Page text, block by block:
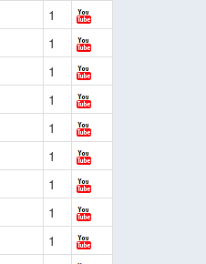
1
1
1
1
1
1
1
1
1